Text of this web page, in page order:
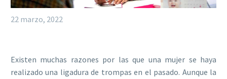
22 marzo, 2022
Existen muchas razones por las que una mujer se haya
realizado una ligadura de trompas en el pasado. Aunque la